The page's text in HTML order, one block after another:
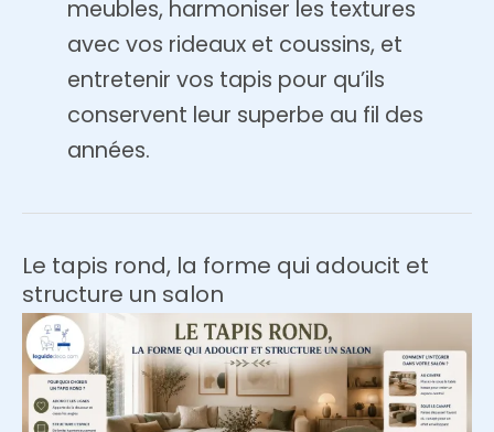
meubles, harmoniser les textures
avec vos rideaux et coussins, et
entretenir vos tapis pour qu’ils
conservent leur superbe au fil des
années.
Le tapis rond, la forme qui adoucit et
structure un salon